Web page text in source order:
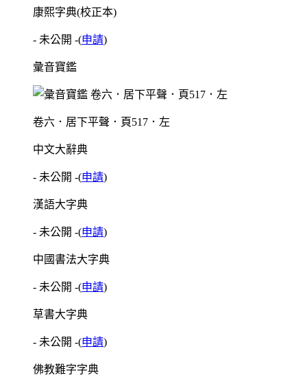
康熙字典(校正本)
- 未公開 -(申請)
彙音寶鑑
卷六．居下平聲．頁517．左
中文大辭典
- 未公開 -(申請)
漢語大字典
- 未公開 -(申請)
中國書法大字典
- 未公開 -(申請)
草書大字典
- 未公開 -(申請)
佛教難字字典